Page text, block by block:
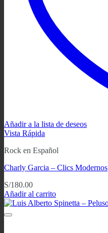
Añadir a la lista de deseos
Vista Rápida
Rock en Español
Charly Garcia ‎– Clics Modernos
S/180.00
Añadir al carrito